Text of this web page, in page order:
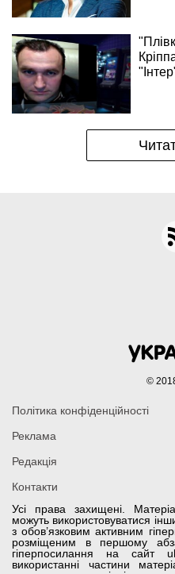
Усі права захищені.
можуть використовуватися
з обов’язковим активним
розміщеним в першому
гіперпосилання на сайт
використанні частини
Політика конфіденційності
Реклама
Редакція
Контакти
©